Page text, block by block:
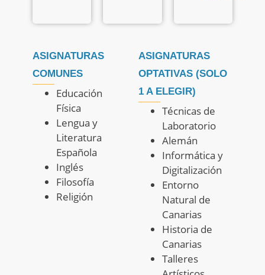
ASIGNATURAS
COMUNES
Educación
Física
Lengua y
Literatura
Española
Inglés
Filosofía
Religión
ASIGNATURAS
OPTATIVAS (SOLO
1 A ELEGIR)
Técnicas de
Laboratorio
Alemán
Informática y
Digitalización
Entorno
Natural de
Canarias
Historia de
Canarias
Talleres